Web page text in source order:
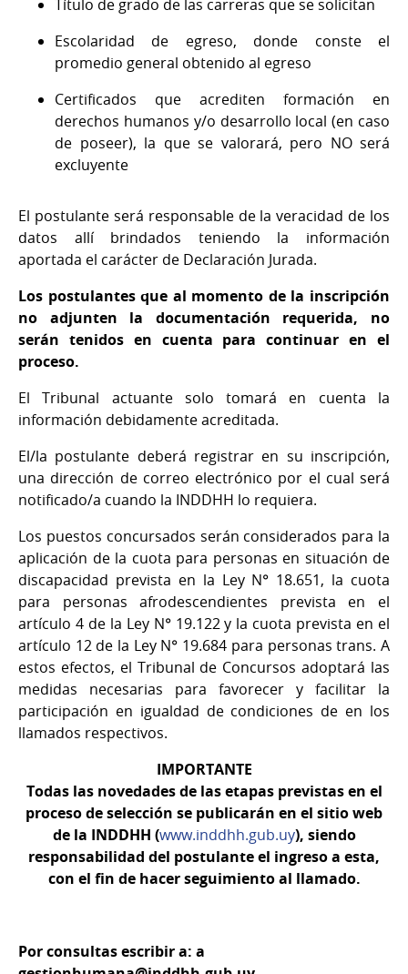
Título de grado de las carreras que se solicitan
Escolaridad de egreso, donde conste el
promedio general obtenido al egreso
Certificados que acrediten formación en
derechos humanos y/o desarrollo local (en caso
de poseer), la que se valorará, pero NO será
excluyente
El postulante será responsable de la veracidad de los
datos allí brindados teniendo la información
aportada el carácter de Declaración Jurada.
Los postulantes que al momento de la inscripción
no adjunten la documentación requerida, no
serán tenidos en cuenta para continuar en el
proceso.
El Tribunal actuante solo tomará en cuenta la
información debidamente acreditada.
El/la postulante deberá registrar en su inscripción,
una dirección de correo electrónico por el cual será
notificado/a cuando la INDDHH lo requiera.
Los puestos concursados serán considerados para la
aplicación de la cuota para personas en situación de
discapacidad prevista en la Ley N° 18.651, la cuota
para personas afrodescendientes prevista en el
artículo 4 de la Ley N° 19.122 y la cuota prevista en el
artículo 12 de la Ley N° 19.684 para personas trans. A
estos efectos, el Tribunal de Concursos adoptará las
medidas necesarias para favorecer y facilitar la
participación en igualdad de condiciones de en los
llamados respectivos.
IMPORTANTE
Todas las novedades de las etapas previstas en el
proceso de selección se publicarán en el sitio web
de la INDDHH (www.inddhh.gub.uy), siendo
responsabilidad del postulante el ingreso a esta,
con el fin de hacer seguimiento al llamado.
Por consultas escribir a: a